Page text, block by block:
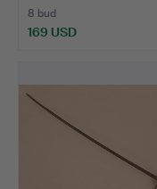
8 bud
169 USD